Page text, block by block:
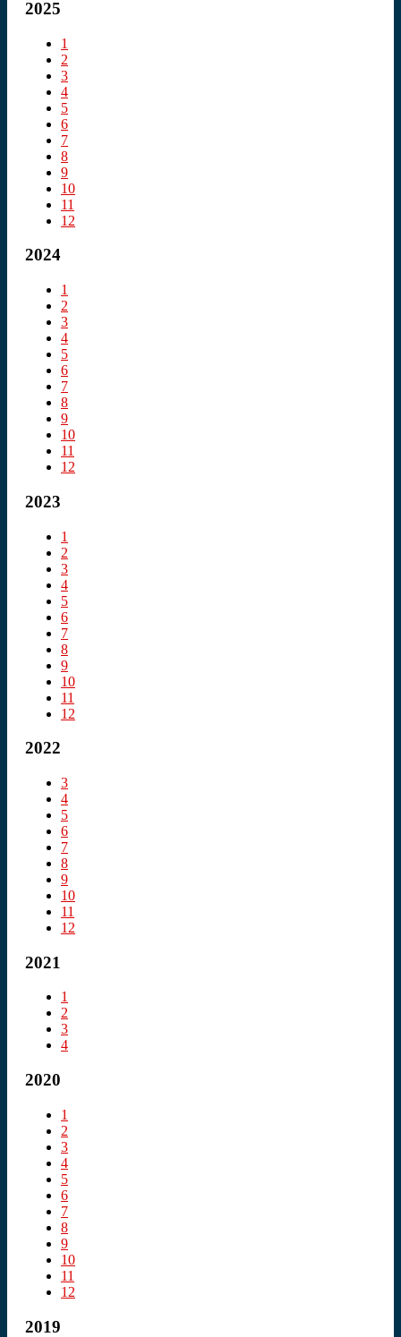
2025
1
2
3
4
5
6
7
8
9
10
11
12
2024
1
2
3
4
5
6
7
8
9
10
11
12
2023
1
2
3
4
5
6
7
8
9
10
11
12
2022
3
4
5
6
7
8
9
10
11
12
2021
1
2
3
4
2020
1
2
3
4
5
6
7
8
9
10
11
12
2019